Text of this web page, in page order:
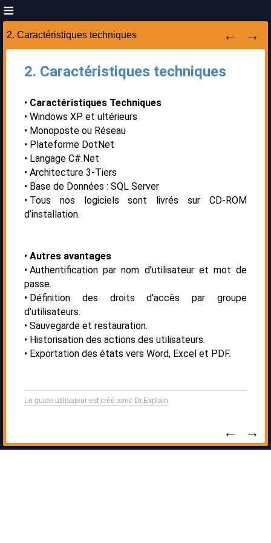
2. Caractéristiques techniques
2. Caractéristiques techniques
Caractéristiques Techniques
Windows XP et ultérieurs
Monoposte ou Réseau
Plateforme DotNet
Langage C#.Net
Architecture 3-Tiers
Base de Données : SQL Server
Tous nos logiciels sont livrés sur CD-ROM
d’installation.
Autres avantages
Authentification par nom d’utilisateur et mot de
passe.
Définition des droits d’accès par groupe
d’utilisateurs.
Sauvegarde et restauration.
Historisation des actions des utilisateurs.
Exportation des états vers Word, Excel et PDF.
Le guide utilisateur est créé avec Dr.Explain